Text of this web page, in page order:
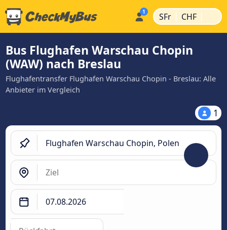
SFr | CHF |
Bus Flughafen Warschau Chopin
(WAW) nach Breslau
Flughafentransfer Flughafen Warschau Chopin - Breslau: Alle
Anbieter im Vergleich
1